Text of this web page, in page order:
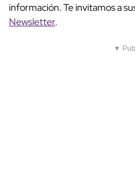
información. Te invitamos a
Newsletter.
▼